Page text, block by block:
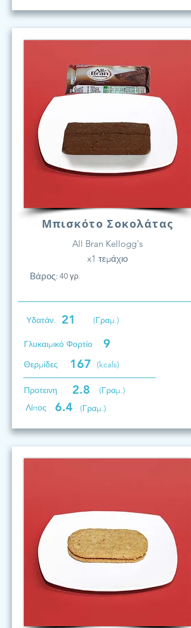
Μπισκότο Σοκολάτας
All Bran Kellogg's
x1 τεμάχιο
Βάρος: 40 γρ.
Υδατάν. 21 (Γραμ.)
Γλυκαιμικό Φορτίο 9
Θερμίδες 167 (kcals)
Προτεινη 2.8
(Γραμ.)
Λίπος
6.4 (Γραμ.)